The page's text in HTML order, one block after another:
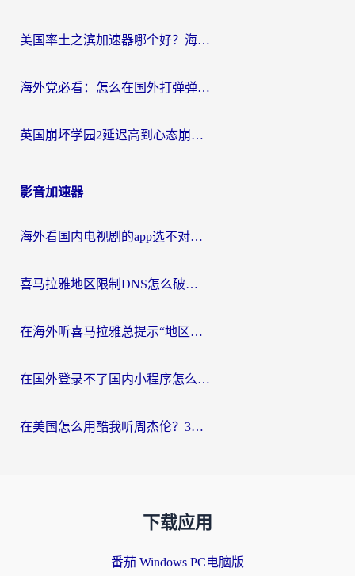
美国率土之滨加速器哪个好？海外党国服游戏畅玩终极指南（附多游戏解决方案）
海外党必看：怎么在国外打弹弹堂不卡？番茄加速器亲测指南
英国崩坏学园2延迟高到心态崩？海外党国服游戏加速终极指南
影音加速器
海外看国内电视剧的app选不对？这份回国加速器避坑指南帮你流畅追剧
喜马拉雅地区限制DNS怎么破？海外党听国内音乐听书的终极解决方案
在海外听喜马拉雅总提示“地区限制”？3步轻松解除+听国内音乐全攻略
在国外登录不了国内小程序怎么办？选对回国加速器，轻松解锁国内资源
在美国怎么用酷我听周杰伦？3步搞定海外听歌难题
下载应用
番茄 Windows PC电脑版